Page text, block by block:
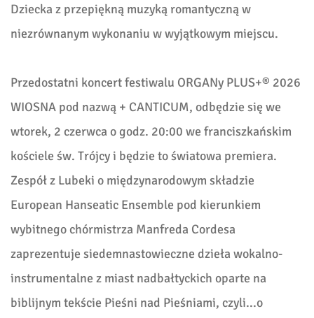
Dziecka z przepiękną muzyką romantyczną w
niezrównanym wykonaniu w wyjątkowym miejscu.
Przedostatni koncert festiwalu ORGANy PLUS+® 2026
WIOSNA pod nazwą + CANTICUM, odbędzie się we
wtorek, 2 czerwca o godz. 20:00 we franciszkańskim
kościele św. Trójcy i będzie to światowa premiera.
Zespół z Lubeki o międzynarodowym składzie
European Hanseatic Ensemble pod kierunkiem
wybitnego chórmistrza Manfreda Cordesa
zaprezentuje siedemnastowieczne dzieła wokalno-
instrumentalne z miast nadbałtyckich oparte na
biblijnym tekście Pieśni nad Pieśniami, czyli...o